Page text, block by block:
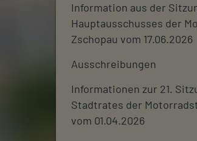
Information aus der
Hauptausschusses der
Zschopau vom 17.06.2026
Ausschreibungen
Informationen zur 21.
Stadtrates der
vom 01.04.2026